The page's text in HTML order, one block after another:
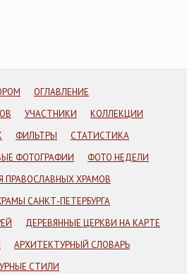
ОГЛАВЛЕНИЕ
УЧАСТНИКИ
КОЛЛЕКЦИИ
ФИЛЬТРЫ
СТАТИСТИКА
ФОТОГРАФИИ
ФОТО НЕДЕЛИ
ПРАВОСЛАВНЫХ ХРАМОВ
САНКТ-ПЕТЕРБУРГА
ДЕРЕВЯННЫЕ ЦЕРКВИ НА КАРТЕ
АРХИТЕКТУРНЫЙ СЛОВАРЬ
СТИЛИ